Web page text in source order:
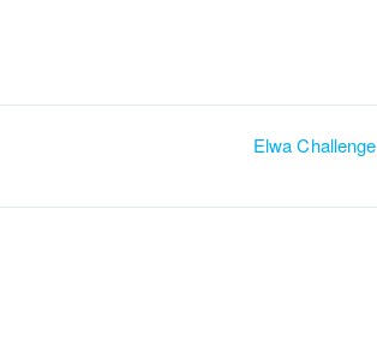
Elwa Challenge